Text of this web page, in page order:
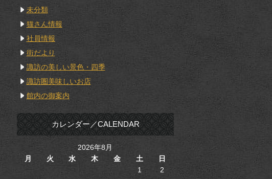
未分類
猫さん情報
社員情報
街だより
諏訪の美しい景色・四季
諏訪圏美味しいお店
館内の御案内
カレンダー／CALENDAR
2026年8月
月
火 水 木 金 土
日
1
2